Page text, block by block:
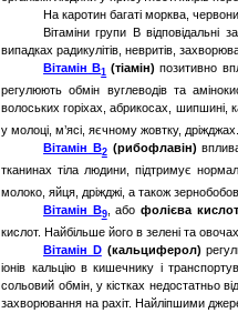
На каротин багаті морква,
Вітаміни групи В відповідальні
випадках радикулітів, невритів,
Вітамін В1 (тіамін) позитивно
регулюють обмін вуглеводів та
волоських горіхах, абрикосах, шипшині,
у молоці, м’ясі, яєчному жовтку, дріжджах.
Вітамін В2(рибофлавін)
тканинах тіла людини, підтримує
молоко, яйця, дріжджі, а також
Вітамін В9, або фолієва
кислот. Найбільше його в зелені та
Вітамін D(кальциферол)
іонів кальцію в кишечнику і
сольовий обмін, у кістках недостатньо
захворювання на рахіт. Найліпшими